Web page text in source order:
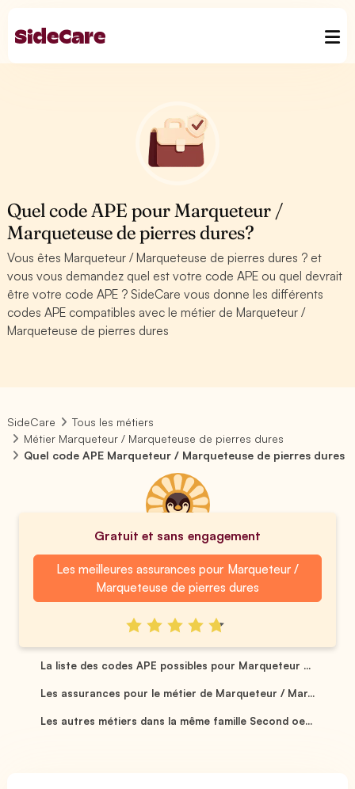
Quel code APE pour Marqueteur /
Marqueteuse de pierres dures?
Vous êtes Marqueteur / Marqueteuse de pierres dures ? et
vous vous demandez quel est votre code APE ou quel devrait
être votre code APE ? SideCare vous donne les différents
codes APE compatibles avec le métier de Marqueteur /
Marqueteuse de pierres dures
SideCare
Tous les métiers
Métier Marqueteur / Marqueteuse de pierres dures
Quel code APE Marqueteur / Marqueteuse de pierres dures
Gratuit et sans engagement
Les meilleures assurances pour Marqueteur /
Marqueteuse de pierres dures
La liste des codes APE possibles pour Marqueteur ...
Les assurances pour le métier de Marqueteur / Mar...
Les autres métiers dans la même famille Second oe...